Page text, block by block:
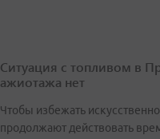
Ситуация с топливом в
ажиотажа нет
Чтобы избежать
продолжают действовать